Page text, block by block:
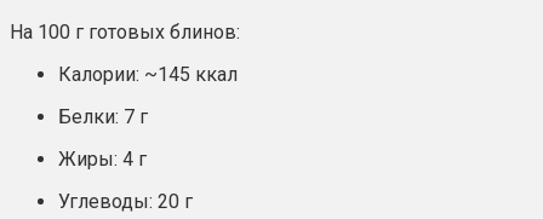
На 100 г готовых блинов:
Калории: ~145 ккал
Белки: 7 г
Жиры: 4 г
Углеводы: 20 г